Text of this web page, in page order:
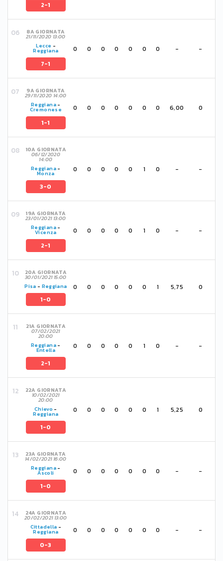
2-1
8A GIORNATA
21/11/2020 13:00
Lecce -
Reggiana
7-1
0 0 0 0 0 0 0 - -
9A GIORNATA
29/11/2020 14:00
Reggiana-
Cremonese
1-1
0 0 0 0 0 0 0 6,00 0
10A GIORNATA
06/12/2020
14:00
Reggiana-
Monza
3-0
0 0 0 0 0 1 0 - -
19A GIORNATA
23/01/2021 13:00
Reggiana-
Vicenza
2-1
0 0 0 0 0 1 0 - -
20A GIORNATA
30/01/2021 15:00
Pisa - Reggiana
1-0
0 0 0 0 0 0 1 5,75 0
21A GIORNATA
07/02/2021
20:00
Reggiana-
Entella
2-1
0 0 0 0 0 1 0 - -
22A GIORNATA
10/02/2021
20:00
Chievo -
Reggiana
1-0
0 0 0 0 0 0 1 5,25 0
23A GIORNATA
14/02/2021 16:00
Reggiana-
Ascoli
1-0
0 0 0 0 0 0 0 - -
24A GIORNATA
20/02/2021 13:00
Cittadella -
Reggiana
0-3
0 0 0 0 0 0 0 - -